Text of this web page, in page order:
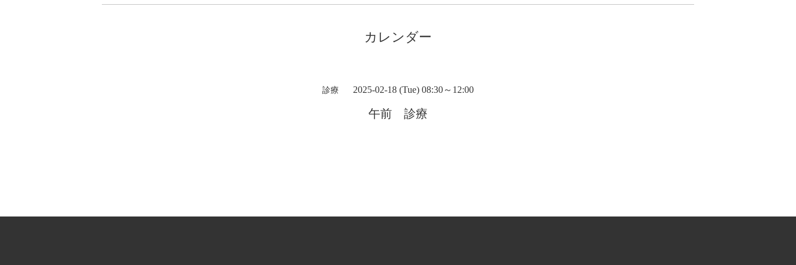
カレンダー
診療 2025-02-18 (Tue) 08:30～12:00
午前 診療